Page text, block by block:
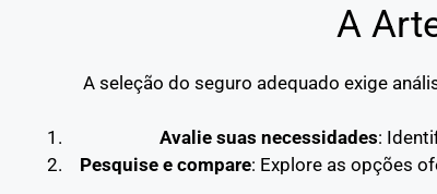
A
A seleção do seguro adequado exige
Avalie suas necessidades:
Pesquise e compare: Explore as opções